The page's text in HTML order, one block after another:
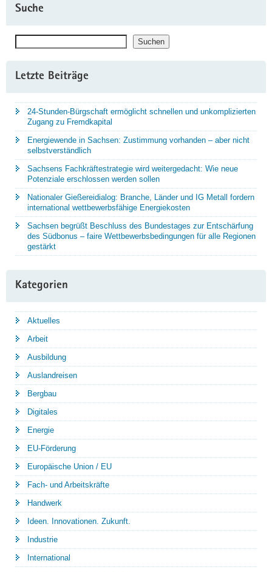
Suche
Suchen
Letzte Beiträge
24-Stunden-Bürgschaft ermöglicht schnellen und unkomplizierten
Zugang zu Fremdkapital
Energiewende in Sachsen: Zustimmung vorhanden – aber nicht
selbstverständlich
Sachsens Fachkräftestrategie wird weitergedacht: Wie neue
Potenziale erschlossen werden sollen
Nationaler Gießereidialog: Branche, Länder und IG Metall fordern
international wettbewerbsfähige Energiekosten
Sachsen begrüßt Beschluss des Bundestages zur Entschärfung
des Südbonus – faire Wettbewerbsbedingungen für alle Regionen
gestärkt
Kategorien
Aktuelles
Arbeit
Ausbildung
Auslandreisen
Bergbau
Digitales
Energie
EU-Förderung
Europäische Union / EU
Fach- und Arbeitskräfte
Handwerk
Ideen. Innovationen. Zukunft.
Industrie
International